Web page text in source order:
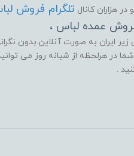
هزاران کانال تلگرام فروش
فروش عمده لباس ،
ایران به صورت آنلاین.بدون
در هرلحظه از شبانه روز می
.